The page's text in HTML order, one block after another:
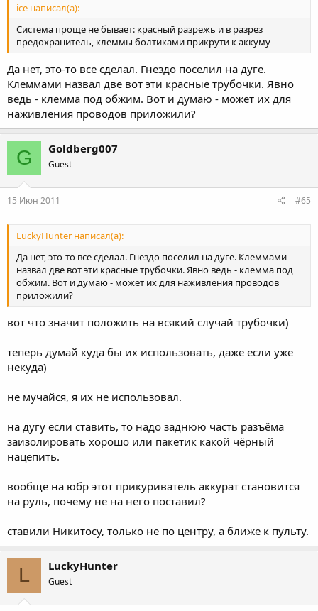
ice написал(а):
Система проще не бывает: красный разрежь и в разрез
предохранитель, клеммы болтиками прикрути к аккуму
Да нет, это-то все сделал. Гнездо поселил на дуге.
Клеммами назвал две вот эти красные трубочки. Явно
ведь - клемма под обжим. Вот и думаю - может их для
наживления проводов приложили?
G Goldberg007
Guest
15 Июн 2011 #65
LuckyHunter написал(а):
Да нет, это-то все сделал. Гнездо поселил на дуге. Клеммами
назвал две вот эти красные трубочки. Явно ведь - клемма под
обжим. Вот и думаю - может их для наживления проводов
приложили?
вот что значит положить на всякий случай трубочки)
теперь думай куда бы их использовать, даже если уже
некуда)
не мучайся, я их не использовал.
на дугу если ставить, то надо заднюю часть разъёма
заизолировать хорошо или пакетик какой чёрный
нацепить.
вообще на юбр этот прикуриватель аккурат становится
на руль, почему не на него поставил?
ставили Никитосу, только не по центру, а ближе к пульту.
L LuckyHunter
Guest